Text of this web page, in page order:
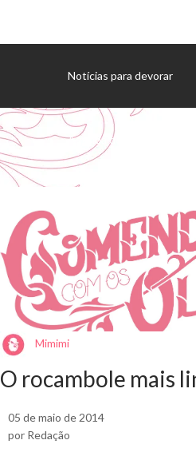
Notícias para devorar
Agenda de eventos
Mimimi
O rocambole mais
05 de maio de 2014
por Redação